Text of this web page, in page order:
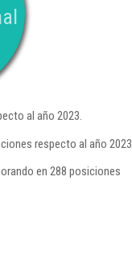
al año 2023.
respecto al año 2023.
en 288 posiciones